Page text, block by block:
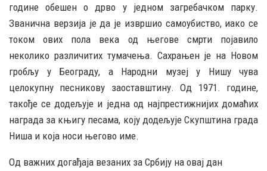
године обешен о дрво у једном загребачком парку.
Званична верзија је да је извршио самоубиство, иако се
током ових пола века од његове смрти појавило
неколико различитих тумачења. Сахрањен је на Новом
гробљу у Београду, а Народни музеј у Нишу чува
целокупну песникову заоставштину. Од 1971. године,
такође се додељује и једна од најпрестижнијих домаћих
награда за књигу песама, коју додељује Скупштина града
Ниша и која носи његово име.
Од важних догађаја везаних за Србију на овај дан